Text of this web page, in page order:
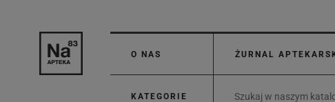
O NAS ŻURNAL
KATEGORIE